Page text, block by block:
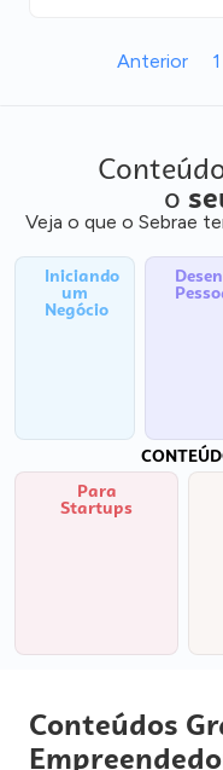
Anterior 1
o
Veja o que o Sebrae
Iniciando
um
Negócio
Para
Startups
Conteúdos